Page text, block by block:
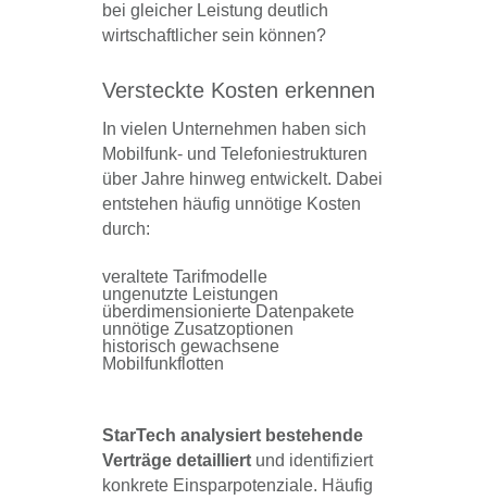
bei gleicher Leistung deutlich
wirtschaftlicher sein können?
Versteckte Kosten erkennen
In vielen Unternehmen haben sich
Mobilfunk- und Telefoniestrukturen
über Jahre hinweg entwickelt. Dabei
entstehen häufig unnötige Kosten
durch:
veraltete Tarifmodelle
ungenutzte Leistungen
überdimensionierte Datenpakete
unnötige Zusatzoptionen
historisch gewachsene
Mobilfunkflotten
StarTech analysiert bestehende
Verträge detailliert und identifiziert
konkrete Einsparpotenziale. Häufig